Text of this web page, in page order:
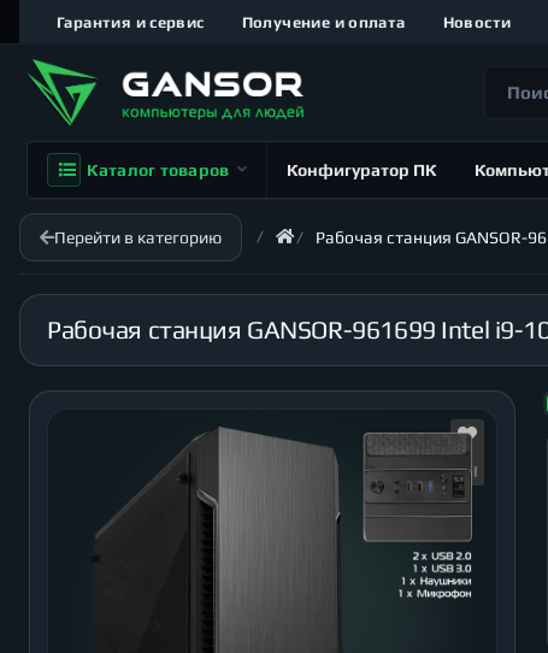
Гарантия и сервис Получение и оплата Новости
Каталог товаров Конфигуратор ПК
Перейти в категорию Рабочая станция GANSOR-